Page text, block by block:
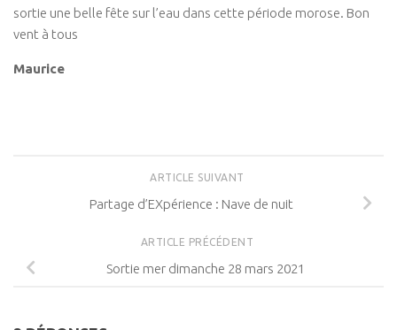
sortie une belle fête sur l’eau dans cette période morose. Bon
vent à tous
Maurice
ARTICLE SUIVANT
Partage d’EXpérience : Nave de nuit
ARTICLE PRÉCÉDENT
Sortie mer dimanche 28 mars 2021